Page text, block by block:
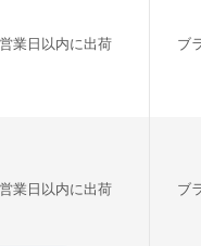
業日以内に出荷 ブ
業日以内に出荷 ブ